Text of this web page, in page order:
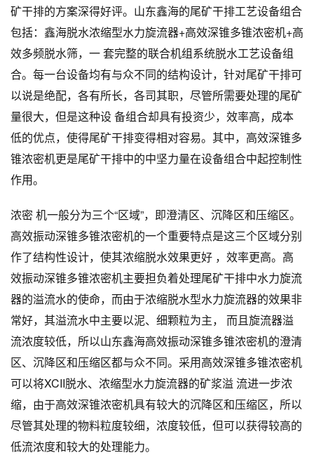
矿干排的方案深得好评。山东鑫海的尾矿干排工艺设备组合
包括：鑫海脱水浓缩型水力旋流器+高效深锥多锥浓密机+高
效多频脱水筛，一 套完整的联合机组系统脱水工艺设备组
合。每一台设备均有与众不同的结构设计，针对尾矿干排可
以说是绝配，各有所长，各司其职，尽管所需要处理的尾矿
量很大，但是这种设 备组合却具有投资少，效率高，成本
低的优点，使得尾矿干排变得相对容易。其中，高效深锥多
锥浓密机更是尾矿干排中的中坚力量在设备组合中起控制性
作用。
浓密 机一般分为三个“区域”，即澄清区、沉降区和压缩区。
高效振动深锥多锥浓密机的一个重要特点是这三个区域分别
作了结构性设计，使其浓缩脱水效果更好 ，效率更高。高
效振动深锥多锥浓密机主要担负着处理尾矿干排中水力旋流
器的溢流水的使命，而由于浓缩脱水型水力旋流器的效果非
常好，其溢流水中主要以泥、细颗粒为主， 而且旋流器溢
流浓度较低，所以山东鑫海高效振动深锥多锥浓密机的澄清
区、沉降区和压缩区都与众不同。采用高效深锥多锥浓密机
可以将XCII脱水、浓缩型水力旋流器的矿浆溢 流进一步浓
缩，由于高效深锥浓密机具有较大的沉降区和压缩区，所以
尽管其处理的物料粒度较细，浓度较低，但可以获得较高的
低流浓度和较大的处理能力。